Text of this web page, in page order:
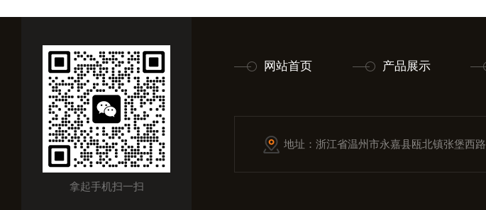
拿起手机扫一扫
网站首页 产品展示
地址：浙江省温州市永嘉县瓯北镇张堡西路